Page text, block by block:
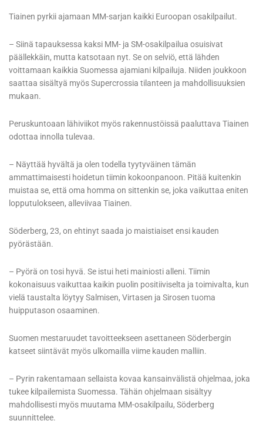
Tiainen pyrkii ajamaan MM-sarjan kaikki Euroopan osakilpailut.
– Siinä tapauksessa kaksi MM- ja SM-osakilpailua osuisivat
päällekkäin, mutta katsotaan nyt. Se on selviö, että lähden
voittamaan kaikkia Suomessa ajamiani kilpailuja. Niiden joukkoon
saattaa sisältyä myös Supercrossia tilanteen ja mahdollisuuksien
mukaan.
Peruskuntoaan lähiviikot myös rakennustöissä paaluttava Tiainen
odottaa innolla tulevaa.
– Näyttää hyvältä ja olen todella tyytyväinen tämän
ammattimaisesti hoidetun tiimin kokoonpanoon. Pitää kuitenkin
muistaa se, että oma homma on sittenkin se, joka vaikuttaa eniten
lopputulokseen, alleviivaa Tiainen.
Söderberg, 23, on ehtinyt saada jo maistiaiset ensi kauden
pyörästään.
– Pyörä on tosi hyvä. Se istui heti mainiosti alleni. Tiimin
kokonaisuus vaikuttaa kaikin puolin positiiviselta ja toimivalta, kun
vielä taustalta löytyy Salmisen, Virtasen ja Sirosen tuoma
huipputason osaaminen.
Suomen mestaruudet tavoitteekseen asettaneen Söderbergin
katseet siintävät myös ulkomailla viime kauden malliin.
– Pyrin rakentamaan sellaista kovaa kansainvälistä ohjelmaa, joka
tukee kilpailemista Suomessa. Tähän ohjelmaan sisältyy
mahdollisesti myös muutama MM-osakilpailu, Söderberg
suunnittelee.